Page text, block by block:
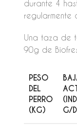
durante 4
regularmente
Una taza de
90g de
PESO
DEL
PERRO
(KG)
G/